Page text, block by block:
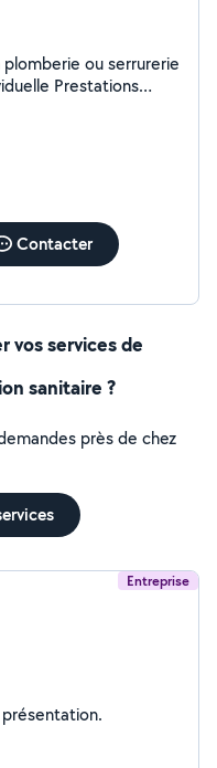
ou serrurerie
ou serrurerie
une demi-journée
Votre
joindre directement
serrurerie 26 07.
!
Contacter
vos services de
sanitaire ?
près de chez
Entreprise
Je n'ai pas encore renseigné ma présentation.